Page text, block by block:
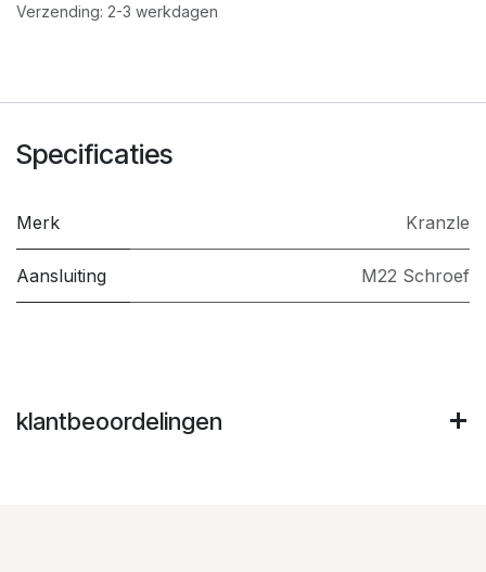
Verzending: 2-3 werkdagen
Specificaties
Merk Kranzle
Aansluiting M22 Schroef
klantbeoordelingen